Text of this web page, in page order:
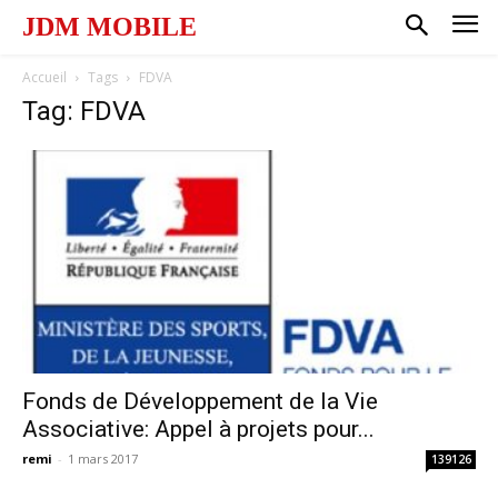
JDM MOBILE
Accueil Tags FDVA
Tag: FDVA
Fonds de Développement de la Vie
Associative: Appel à projets pour...
remi - 1 mars 2017 139126